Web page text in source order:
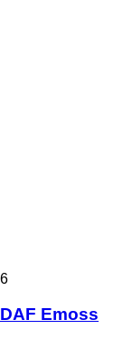
6
DAF Emoss